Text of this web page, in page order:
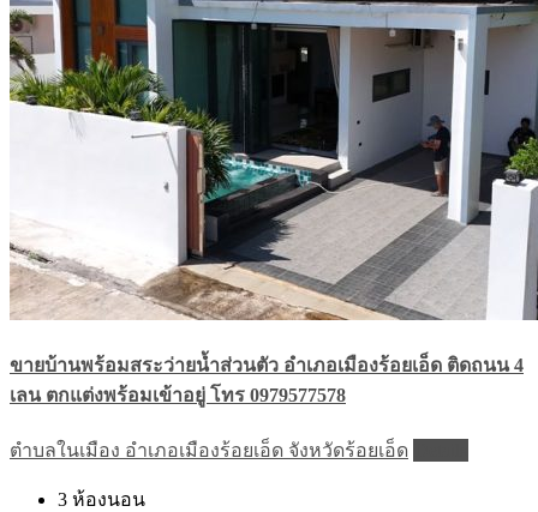
ขายบ้านพร้อมสระว่ายน้ำส่วนตัว อำเภอเมืองร้อยเอ็ด ติดถนน 4
เลน ตกแต่งพร้อมเข้าอยู่ โทร 0979577578
ตำบลในเมือง อำเภอเมืองร้อยเอ็ด จังหวัดร้อยเอ็ด
3 ห้องนอน